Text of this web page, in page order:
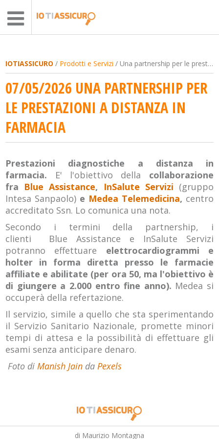
IOTIASSICURO / Prodotti e Servizi / Una partnership per le prestazioni a distanza in farmacia
07/05/2026 UNA PARTNERSHIP PER
LE PRESTAZIONI A DISTANZA IN
FARMACIA
Prestazioni diagnostiche a distanza in
farmacia. E' l'obiettivo della collaborazione
fra Blue Assistance, InSalute Servizi (gruppo
Intesa Sanpaolo) e Medea Telemedicina, centro
accreditato Ssn. Lo comunica una nota.
Secondo i termini della partnership, i
clienti Blue Assistance e InSalute Servizi
potranno effettuare elettrocardiogrammi e
holter in forma diretta presso le farmacie
affiliate e abilitate (per ora 50, ma l'obiettivo è
di giungere a 2.000 entro fine anno). Medea si
occuperà della refertazione.
Il servizio, simile a quello che sta sperimentando
il Servizio Sanitario Nazionale, promette minori
tempi di attesa e la possibilità di effettuare gli
esami senza anticipare denaro.
Foto diManish Jain daPexels
di Maurizio Montagna